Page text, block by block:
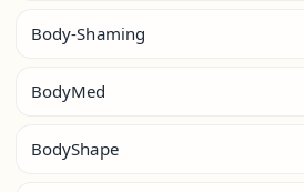
Body-Shaming
BodyMed
BodyShape